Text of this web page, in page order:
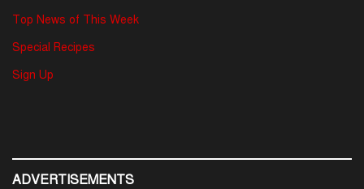
Top News of This Week
Special Recipes
Sign Up
ADVERTISEMENTS